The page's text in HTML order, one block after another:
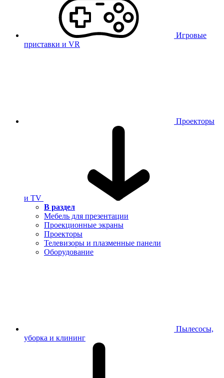
Игровые
приставки и VR
Проекторы
и TV
В раздел
Мебель для презентации
Проекционные экраны
Проекторы
Телевизоры и плазменные панели
Оборудование
Пылесосы,
уборка и клининг